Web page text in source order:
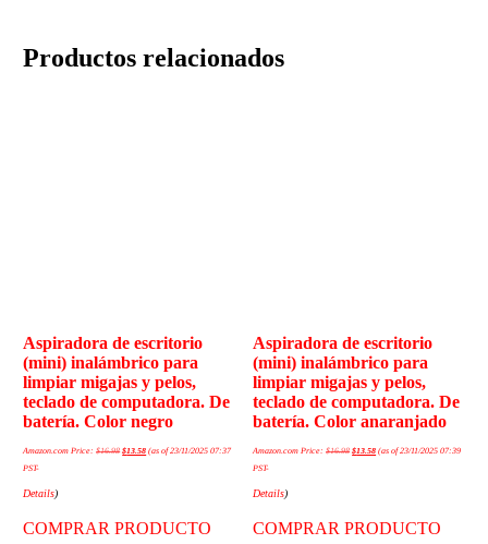
Productos relacionados
Aspiradora de escritorio
(mini) inalámbrico para
limpiar migajas y pelos,
teclado de computadora. De
batería. Color negro
Amazon.com Price:$16.98 $13.58 (as of 23/11/2025 07:37
PST-
Details)
COMPRAR PRODUCTO
Aspiradora de escritorio
(mini) inalámbrico para
limpiar migajas y pelos,
teclado de computadora. De
batería. Color anaranjado
Amazon.com Price:$16.98 $13.58 (as of 23/11/2025 07:39
PST-
Details)
COMPRAR PRODUCTO